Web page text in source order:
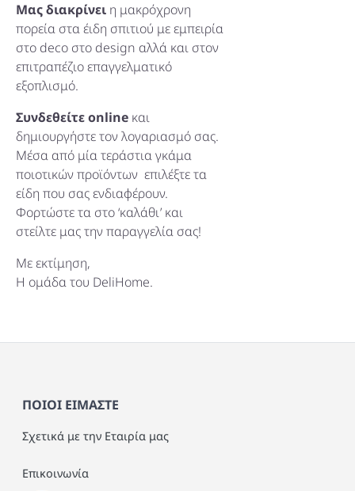
Μας διακρίνει η μακρόχρονη
πορεία στα έιδη σπιτιού με εμπειρία
στο deco στο design αλλά και στον
επιτραπέζιο επαγγελματικό
εξοπλισμό.
Συνδεθείτε online και
δημιουργήστε τον λογαριασμό σας.
Μέσα από μία τεράστια γκάμα
ποιοτικών προϊόντων επιλέξτε τα
είδη που σας ενδιαφέρουν.
Φορτώστε τα στο ‘καλάθι’ και
στείλτε μας την παραγγελία σας!
Με εκτίμηση,
Η ομάδα του DeliHome.
ΠΟΙΟΙ ΕΙΜΑΣΤΕ
Σχετικά με την Εταιρία μας
Επικοινωνία